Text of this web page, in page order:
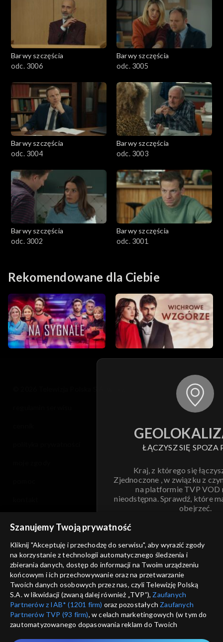
Barwy szczęścia
odc. 3006
Barwy szczęścia
odc. 3005
Barwy szczęścia
odc. 3004
Barwy szczęścia
odc. 3003
Barwy szczęścia
odc. 3002
Barwy szczęścia
odc. 3001
Rekomendowane dla Ciebie
ŁĄCZYSZ SIĘ SPOZA
Kraj, z którego się
Zjednoczone , w związku z
na platformie TVP VOD
nieodstępna. Sprawdź, które
obejrzeć.
ANULUJ
informacje o dostawcy usług
Szanujemy Twoją prywatność
Kliknij "Akceptuję i przechodzę do serwisu", aby wyrazić zgody
na korzystanie z technologii automatycznego śledzenia i
zbierania danych, dostęp do informacji na Twoim urządzeniu
końcowym i ich przechowywanie oraz na przetwarzanie
Twoich danych osobowych przez nas, czyli Telewizję Polską
S.A. w likwidacji (zwaną dalej również „TVP”), Zaufanych
Partnerów z IAB* (1201 firm) oraz pozostałych Zaufanych
Partnerów TVP (93 firm), w celach marketingowych (w tym do
zautomatyzowanego dopasowania reklam do Twoich